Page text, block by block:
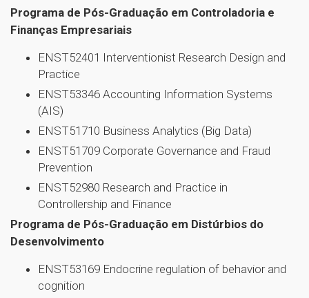
Programa de Pós-Graduação em Controladoria e
Finanças Empresariais
ENST52401 Interventionist Research Design and
Practice
ENST53346 Accounting Information Systems
(AIS)
ENST51710 Business Analytics (Big Data)
ENST51709 Corporate Governance and Fraud
Prevention
ENST52980 Research and Practice in
Controllership and Finance
Programa de Pós-Graduação em Distúrbios do
Desenvolvimento
ENST53169 Endocrine regulation of behavior and
cognition